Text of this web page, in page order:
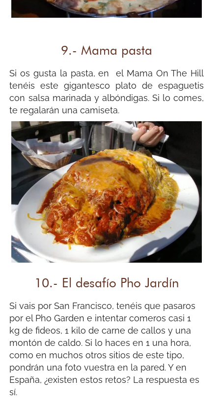
9.- Mama pasta
Si os gusta la pasta, en el Mama On The Hill
tenéis este gigantesco plato de espaguetis
con salsa marinada y albóndigas. Si lo comes,
te regalarán una camiseta.
10.- El desafío Pho Jardín
Si vais por San Francisco, tenéis que pasaros
por el Pho Garden e intentar comeros casi 1
kg de fideos, 1 kilo de carne de callos y una
montón de caldo. Si lo haces en 1 una hora,
como en muchos otros sitios de este tipo,
pondrán una foto vuestra en la pared. Y en
España, ¿existen estos retos? La respuesta es
sí.